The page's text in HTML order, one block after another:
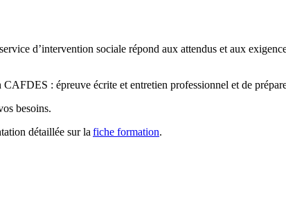
d’intervention sociale répond aux attendus et aux
: épreuve écrite et entretien professionnel et de
besoins.
détaillée sur la fiche formation.